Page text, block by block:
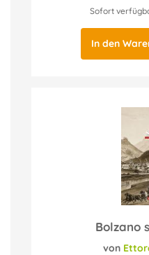
Sofort
In den
Bolzano
von